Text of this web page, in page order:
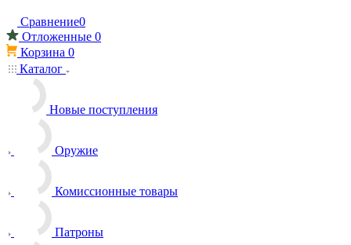
Сравнение0
Отложенные 0
Корзина 0
Каталог
Новые поступления
Оружие
Комиссионные товары
Патроны